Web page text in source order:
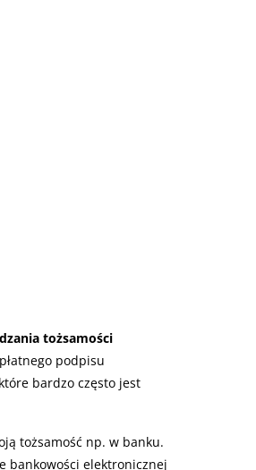
tożsamości
podpisu
bardzo często jest
tożsamość np. w banku.
bankowości elektronicznej